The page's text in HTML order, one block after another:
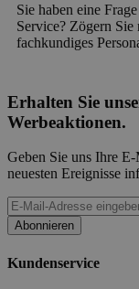
Sie haben eine
Service? Zögern Sie
fachkundiges
Erhalten Sie
Werbeaktionen.
Geben Sie uns Ihre
neuesten Ereignisse
Abonnieren
Kundenservice